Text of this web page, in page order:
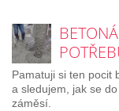
Pamatuji si ten pocit
a sledujem, jak se
záměsí.